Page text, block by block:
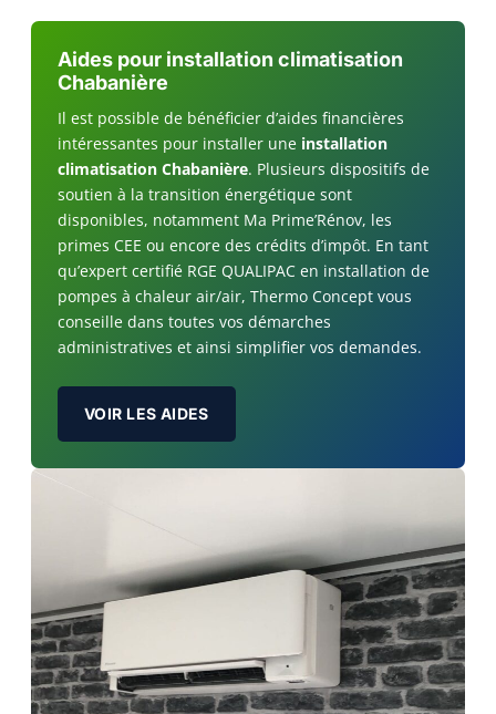
Aides pour installation climatisation
Chabanière
Il est possible de bénéficier d’aides financières
intéressantes pour installer une installation
climatisation Chabanière. Plusieurs dispositifs de
soutien à la transition énergétique sont
disponibles, notamment Ma Prime’Rénov, les
primes CEE ou encore des crédits d’impôt. En tant
qu’expert certifié RGE QUALIPAC en installation de
pompes à chaleur air/air, Thermo Concept vous
conseille dans toutes vos démarches
administratives et ainsi simplifier vos demandes.
VOIR LES AIDES